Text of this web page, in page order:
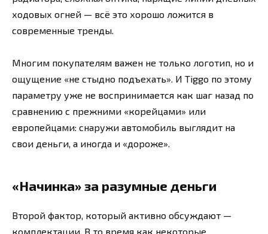
ходовых огней — всё это хорошо ложится в
современные тренды.
Многим покупателям важен не только логотип, но и
ощущение «не стыдно подъехать». И Tiggo по этому
параметру уже не воспринимается как шаг назад по
сравнению с прежними «корейцами» или
европейцами: снаружи автомобиль выглядит на
свои деньги, а иногда и «дороже».
«Начинка» за разумные деньги
Второй фактор, который активно обсуждают —
комплектации. В то время как некоторые